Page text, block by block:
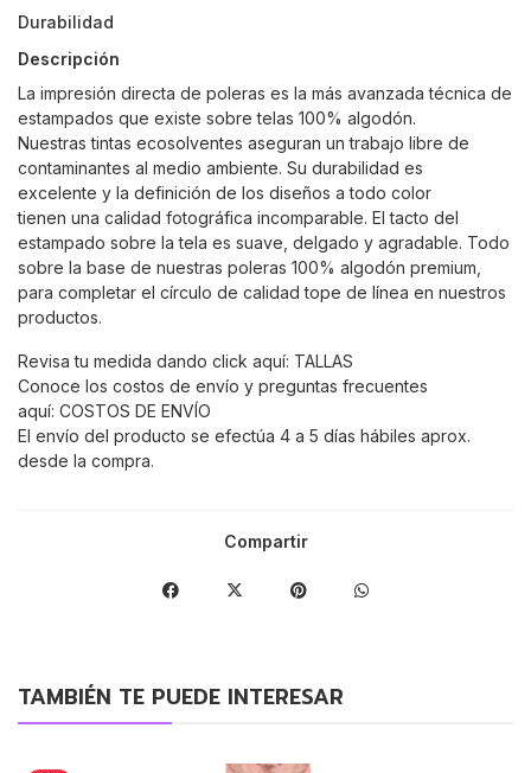
Durabilidad
Descripción
La impresión directa de poleras es la más avanzada técnica de
estampados que existe sobre telas 100% algodón.
Nuestras tintas ecosolventes aseguran un trabajo libre de
contaminantes al medio ambiente. Su durabilidad es
excelente y la definición de los diseños a todo color
tienen una calidad fotográfica incomparable. El tacto del
estampado sobre la tela es suave, delgado y agradable. Todo
sobre la base de nuestras poleras 100% algodón premium,
para completar el círculo de calidad tope de línea en nuestros
productos.
Revisa tu medida dando click aquí: TALLAS
Conoce los costos de envío y preguntas frecuentes
aquí: COSTOS DE ENVÍO
El envío del producto se efectúa 4 a 5 días hábiles aprox.
desde la compra.
Compartir
TAMBIÉN TE PUEDE INTERESAR